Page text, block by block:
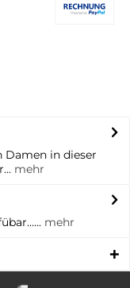
Damen in dieser
mehr
mehr